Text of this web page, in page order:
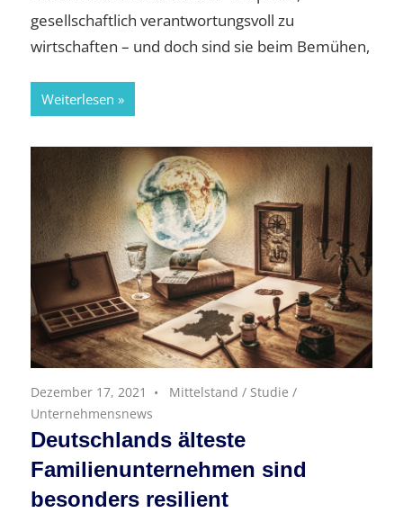
gesellschaftlich verantwortungsvoll zu
wirtschaften – und doch sind sie beim Bemühen,
Weiterlesen
Dezember 17, 2021 Mittelstand / Studie /
Unternehmensnews
Deutschlands älteste
Familienunternehmen sind
besonders resilient